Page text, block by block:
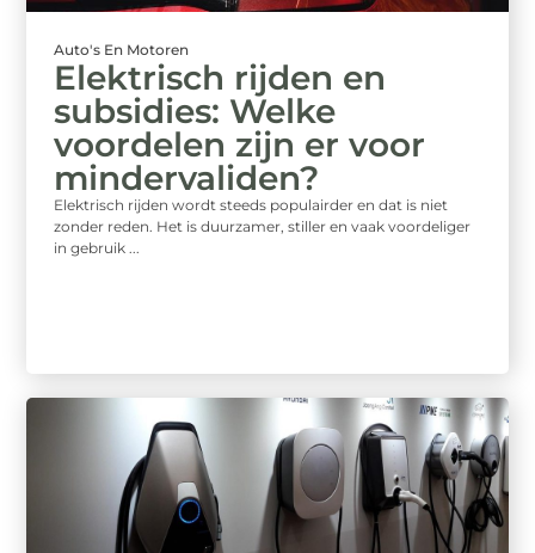
Auto's En Motoren
Elektrisch rijden en
subsidies: Welke
voordelen zijn er voor
mindervaliden?
Elektrisch rijden wordt steeds populairder en dat is niet
zonder reden. Het is duurzamer, stiller en vaak voordeliger
in gebruik ...